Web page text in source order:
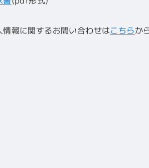
報に関するお問い合わせはこちらか